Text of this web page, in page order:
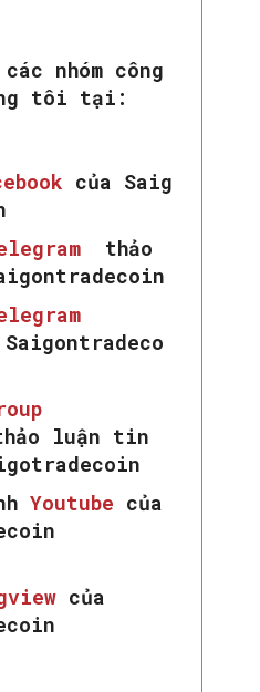
nhóm công
tôi tại:
của Saig
thảo
luận tin
Youtube của
của